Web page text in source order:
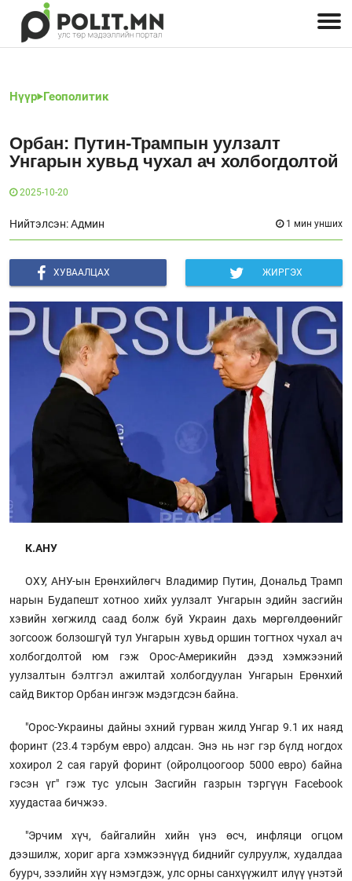
Нүүр Геополитик
Орбан: Путин-Трампын уулзалт
Унгарын хувьд чухал ач холбогдолтой
2025-10-20
Нийтэлсэн: Админ 1 мин унших
ХУВААЛЦАХ ЖИРГЭХ
К.АНУ
ОХУ, АНУ-ын Ерөнхийлөгч Владимир Путин, Дональд Трамп
нарын Будапешт хотноо хийх уулзалт Унгарын эдийн засгийн
хэвийн хөгжилд саад болж буй Украин дахь мөргөлдөөнийг
зогсоож болзошгүй тул Унгарын хувьд оршин тогтнох чухал ач
холбогдолтой юм гэж Орос-Америкийн дээд хэмжээний
уулзалтын бэлтгэл ажилтай холбогдуулан Унгарын Ерөнхий
сайд Виктор Орбан ингэж мэдэгдсэн байна.
"Орос-Украины дайны эхний гурван жилд Унгар 9.1 их наяд
форинт (23.4 тэрбум евро) алдсан. Энэ нь нэг гэр бүлд ногдох
хохирол 2 сая гаруй форинт (ойролцоогоор 5000 евро) байна
гэсэн үг" гэж тус улсын Засгийн газрын тэргүүн Facebook
хуудастаа бичжээ.
"Эрчим хүч, байгалийн хийн үнэ өсч, инфляци огцом
дээшилж, хориг арга хэмжээнүүд биднийг сулруулж, худалдаа
буурч, зээлийн хүү нэмэгдэж, улс орны санхүүжилт илүү үнэтэй